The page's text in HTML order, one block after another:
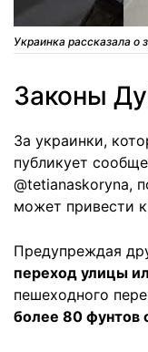
Украинка рассказала о
Законы
За украинки,
публикует
@tetianaskoryna,
может привести
Предупреждая
переход улицы
пешеходного
более 80 фунтов